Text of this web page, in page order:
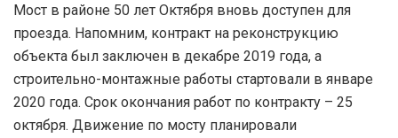
Мост в районе 50 лет Октября вновь доступен для
проезда. Напомним, контракт на реконструкцию
объекта был заключен в декабре 2019 года, а
строительно-монтажные работы стартовали в январе
2020 года. Срок окончания работ по контракту – 25
октября. Движение по мосту планировали